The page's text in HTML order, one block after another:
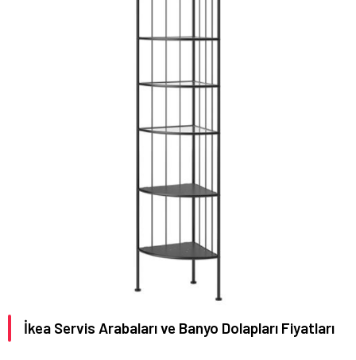
İkea Servis Arabaları ve Banyo Dolapları Fiyatları